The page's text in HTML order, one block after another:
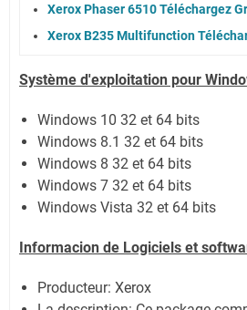
Xerox Phaser 6510 Téléchargez
Xerox B235 Multifunction
Système d'exploitation pour
Windows 10 32 et 64 bits
Windows 8.1 32 et 64 bits
Windows 8 32 et 64 bits
Windows 7 32 et 64 bits
Windows Vista 32 et 64 bits
Informacion de Logiciels et
Producteur: Xerox